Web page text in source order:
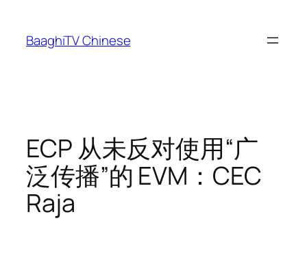
content
BaaghiTV Chinese
ECP 从未反对使用“广
泛传播”的 EVM：CEC
Raja